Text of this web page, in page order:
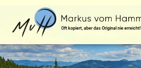
Oft kopiert, aber das Original nie erreicht!